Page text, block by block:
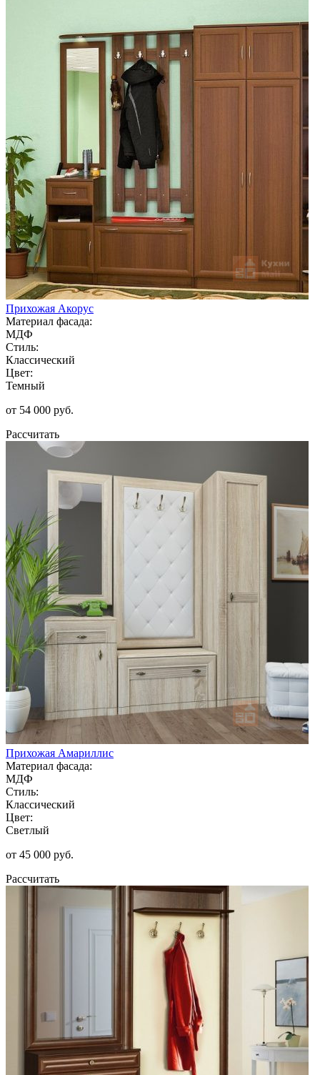
Прихожая Акорус
Материал фасада:
МДФ
Стиль:
Классический
Цвет:
Темный
от 54 000 руб.
Рассчитать
Прихожая Амариллис
Материал фасада:
МДФ
Стиль:
Классический
Цвет:
Светлый
от 45 000 руб.
Рассчитать